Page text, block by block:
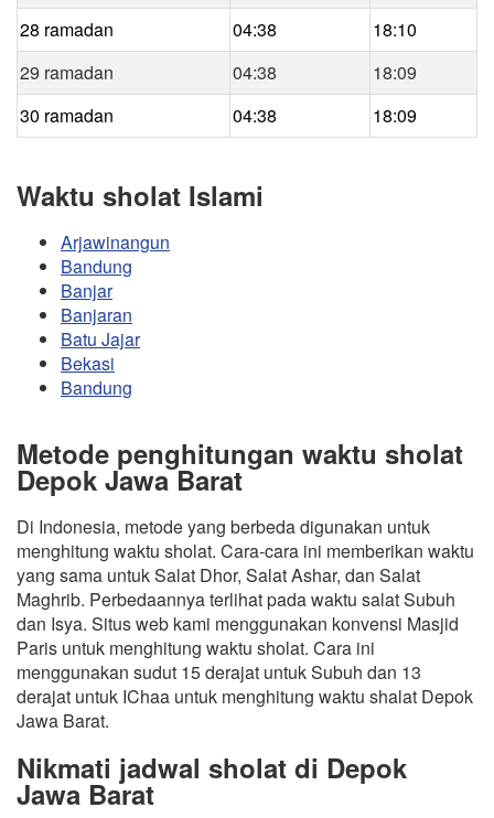
28 ramadan
04:38
18:10
29 ramadan
04:38
18:09
30 ramadan
04:38 18:09
Waktu sholat Islami
Arjawinangun
Bandung
Banjar
Banjaran
Batu Jajar
Bekasi
Bandung
Metode penghitungan waktu sholat
Depok Jawa Barat
Di Indonesia, metode yang berbeda digunakan untuk
menghitung waktu sholat. Cara-cara ini memberikan waktu
yang sama untuk Salat Dhor, Salat Ashar, dan Salat
Maghrib. Perbedaannya terlihat pada waktu salat Subuh
dan Isya. Situs web kami menggunakan konvensi Masjid
Paris untuk menghitung waktu sholat. Cara ini
menggunakan sudut 15 derajat untuk Subuh dan 13
derajat untuk IChaa untuk menghitung waktu shalat Depok
Jawa Barat.
Nikmati jadwal sholat di Depok
Jawa Barat